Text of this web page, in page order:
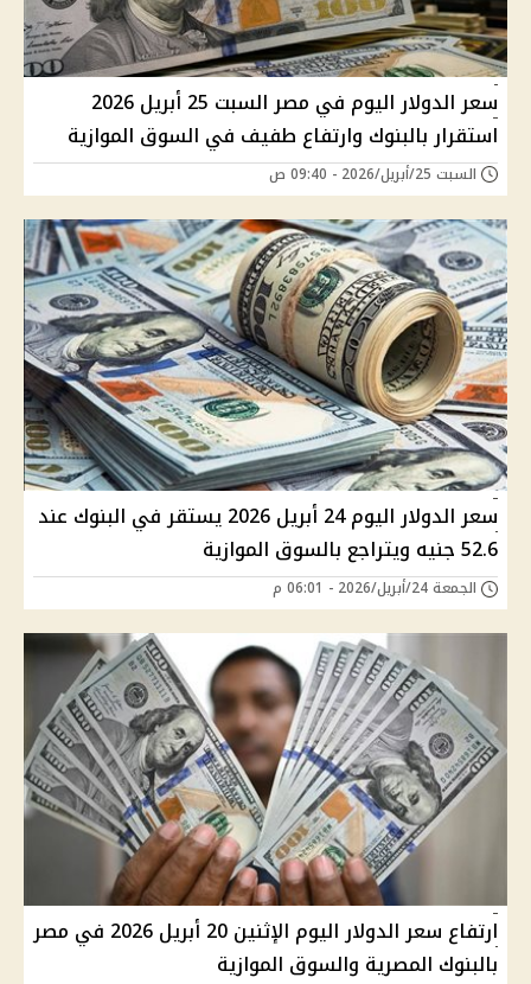
سعر الدولار اليوم في مصر السبت 25 أبريل 2026
استقرار بالبنوك وارتفاع طفيف في السوق الموازية
السبت 25/أبريل/2026 - 09:40 ص
سعر الدولار اليوم 24 أبريل 2026 يستقر في البنوك عند
52.6 جنيه ويتراجع بالسوق الموازية
الجمعة 24/أبريل/2026 - 06:01 م
ارتفاع سعر الدولار اليوم الإثنين 20 أبريل 2026 في مصر
بالبنوك المصرية والسوق الموازية